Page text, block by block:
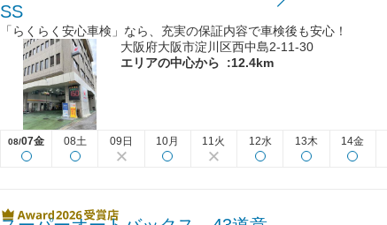
SS
「らくらく安心車検」なら、充実の保証内容で車検後も安心！
大阪府大阪市淀川区西中島2-11-30
エリアの中心から
:12.4km
08/07金 08土 09日 10月 11火 12水 13木 14金